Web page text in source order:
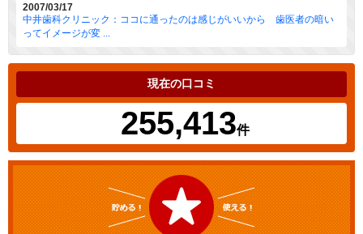
2007/03/17
中井歯科クリニック：ココに通ったのは感じがいいから 歯医者の暗い
ってイメージが変 ...
現在の口コミ
255,413件